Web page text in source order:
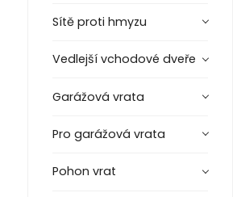
Sítě proti hmyzu
Vedlejší vchodové dveře
Garážová vrata
Pro garážová vrata
Pohon vrat